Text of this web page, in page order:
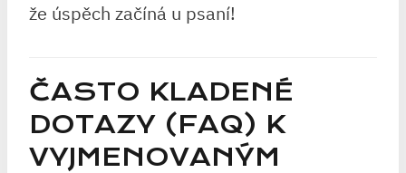
že ⁤úspěch začíná u ⁤psaní!
ČASTO KLADENÉ
DOTAZY (FAQ) K
VYJMENOVANÝM